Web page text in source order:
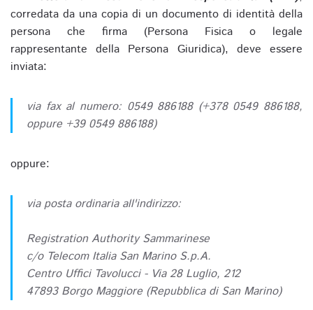
corredata da una copia di un documento di identità della
persona che firma (Persona Fisica o legale
rappresentante della Persona Giuridica), deve essere
inviata:
via fax al numero: 0549 886188 (+378 0549 886188,
oppure +39 0549 886188)
oppure:
via posta ordinaria all'indirizzo:
Registration Authority Sammarinese
c/o Telecom Italia San Marino S.p.A.
Centro Uffici Tavolucci - Via 28 Luglio, 212
47893 Borgo Maggiore (Repubblica di San Marino)